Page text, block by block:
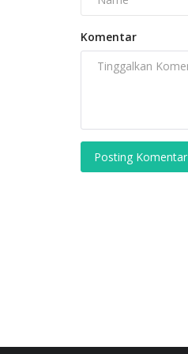
Komentar
Posting Komentar